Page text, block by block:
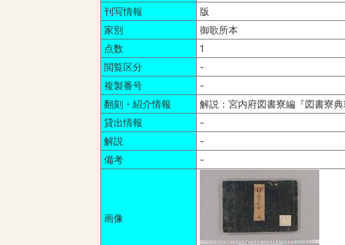
刊写情報
版
家別
御歌所本
点数
1
閲覧区分
-
複製番号
-
翻刻・紹介情報
解説：宮内府図書寮編『図書寮
貸出情報
-
解説
-
備考
-
画像